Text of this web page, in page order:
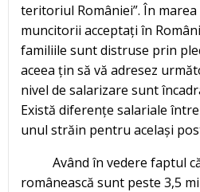
teritoriul României”. În
muncitorii acceptați în
familiile sunt distruse prin
aceea țin să vă adresez
nivel de salarizare sunt
Există diferențe salariale
unul străin pentru același
Având în vedere faptul
românească sunt peste 3,5